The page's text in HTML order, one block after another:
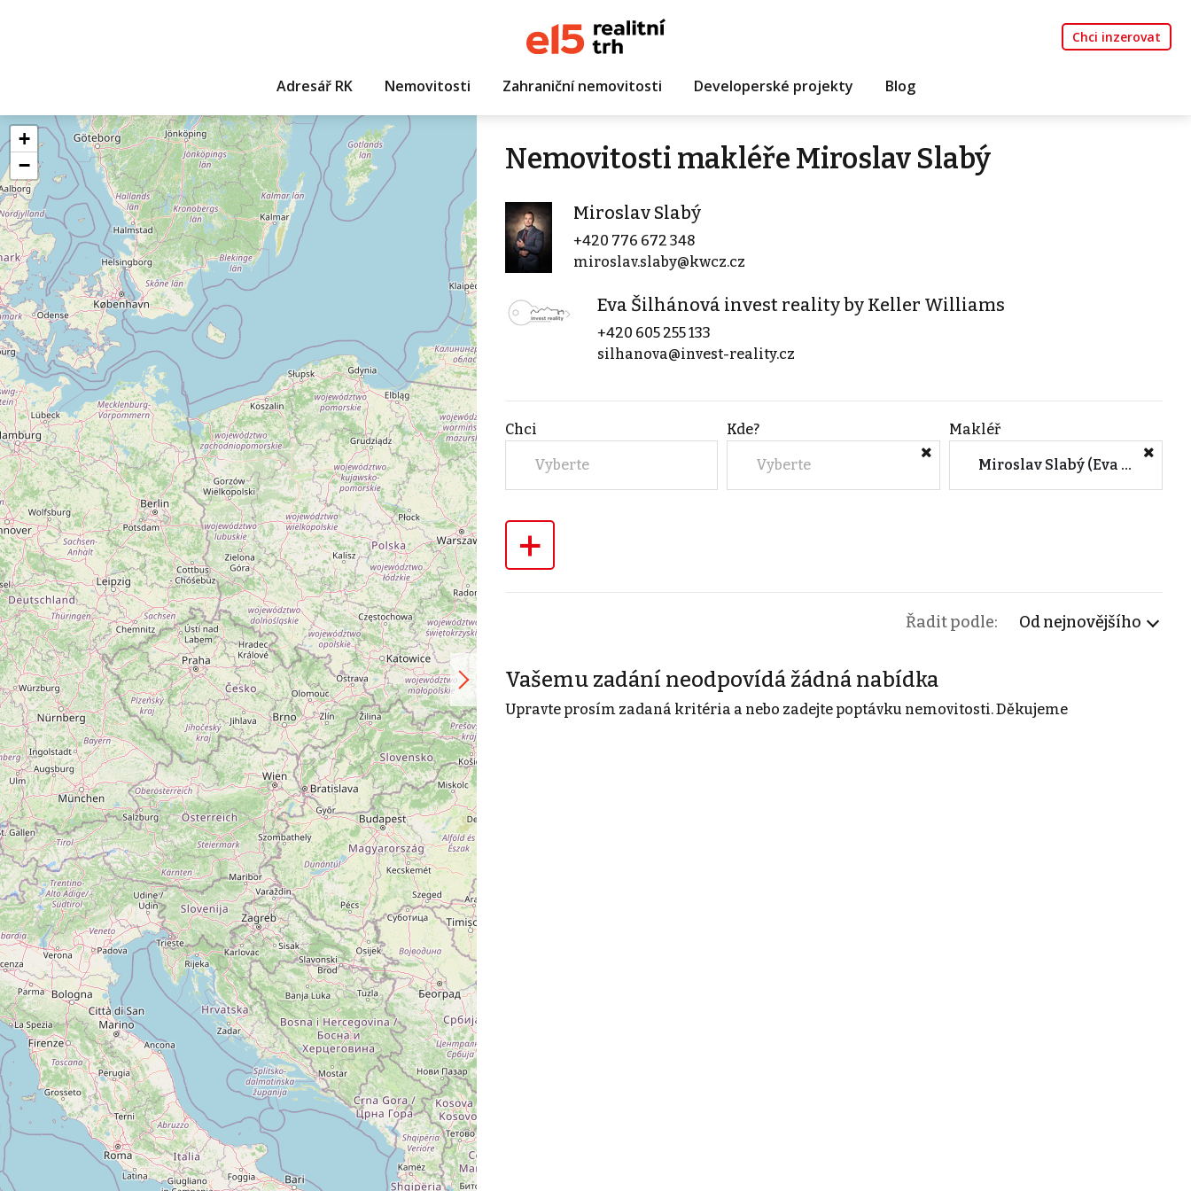
Chci inzerovat
Adresář RK Nemovitosti Zahraniční nemovitosti Developerské projekty Blog
+
−
Nemovitosti makléře Miroslav Slabý
Miroslav Slabý
+420 776 672 348
miroslav.slaby@kwcz.cz
Eva Šilhánová invest reality by Keller Williams
+420 605 255 133
silhanova@invest-reality.cz
Chci
Vyberte
Kde?
Vyberte
Makléř
Miroslav Slabý (Eva Šilhánová invest reality by Keller Williams)
+
Řadit podle: Od nejnovějšího
Vašemu zadání neodpovídá žádná nabídka
Upravte prosím zadaná kritéria a nebo zadejte poptávku nemovitosti. Děkujeme